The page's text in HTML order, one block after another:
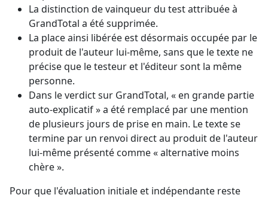
La distinction de vainqueur du test attribuée à
GrandTotal a été supprimée.
La place ainsi libérée est désormais occupée par le
produit de l'auteur lui-même, sans que le texte ne
précise que le testeur et l'éditeur sont la même
personne.
Dans le verdict sur GrandTotal, « en grande partie
auto-explicatif » a été remplacé par une mention
de plusieurs jours de prise en main. Le texte se
termine par un renvoi direct au produit de l'auteur
lui-même présenté comme « alternative moins
chère ».
Pour que l'évaluation initiale et indépendante reste